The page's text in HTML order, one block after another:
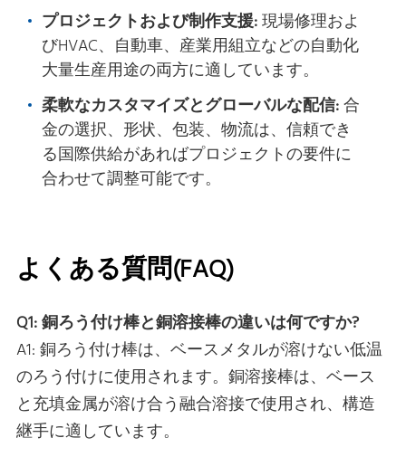
プロジェクトおよび制作支援:現場修理およ
びHVAC、自動車、産業用組立などの自動化
大量生産用途の両方に適しています。
柔軟なカスタマイズとグローバルな配信:合
金の選択、形状、包装、物流は、信頼でき
る国際供給があればプロジェクトの要件に
合わせて調整可能です。
よくある質問(FAQ)
Q1: 銅ろう付け棒と銅溶接棒の違いは何ですか?
A1: 銅ろう付け棒は、ベースメタルが溶けない低温
のろう付けに使用されます。銅溶接棒は、ベース
と充填金属が溶け合う融合溶接で使用され、構造
継手に適しています。